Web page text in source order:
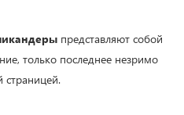
представляют собой
только последнее незримо
страницей.